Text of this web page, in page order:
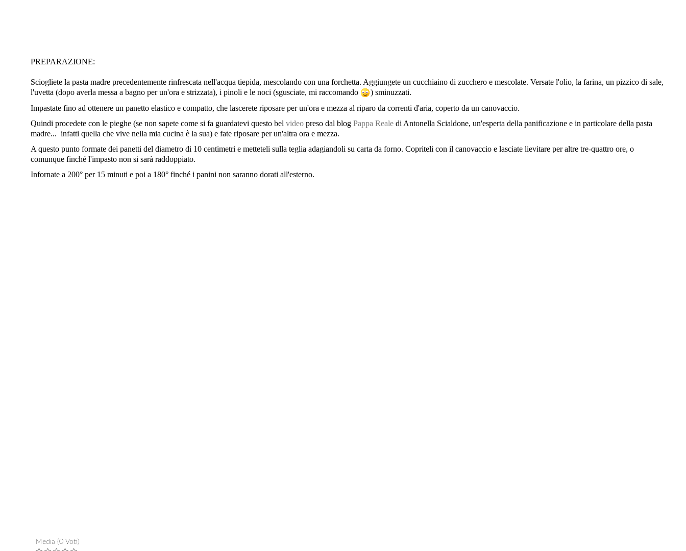
PREPARAZIONE:
Sciogliete la pasta madre precedentemente rinfrescata nell'acqua tiepida, mescolando con una forchetta. Aggiungete un cucchiaino di zucchero e mescolate. Versate l'olio, la farina, un pizzico di sale,
l'uvetta (dopo averla messa a bagno per un'ora e strizzata), i pinoli e le noci (sgusciate, mi raccomando
) sminuzzati.
Impastate fino ad ottenere un panetto elastico e compatto, che lascerete riposare per un'ora e mezza al riparo da correnti d'aria, coperto da un canovaccio.
Quindi procedete con le pieghe (se non sapete come si fa guardatevi questo bel video preso dal blog Pappa Reale di Antonella Scialdone, un'esperta della panificazione e in particolare della pasta
madre... infatti quella che vive nella mia cucina è la sua) e fate riposare per un'altra ora e mezza.
A questo punto formate dei panetti del diametro di 10 centimetri e metteteli sulla teglia adagiandoli su carta da forno. Copriteli con il canovaccio e lasciate lievitare per altre tre-quattro ore, o
comunque finché l'impasto non si sarà raddoppiato.
Infornate a 200° per 15 minuti e poi a 180° finché i panini non saranno dorati all'esterno.
Media (0 Voti)